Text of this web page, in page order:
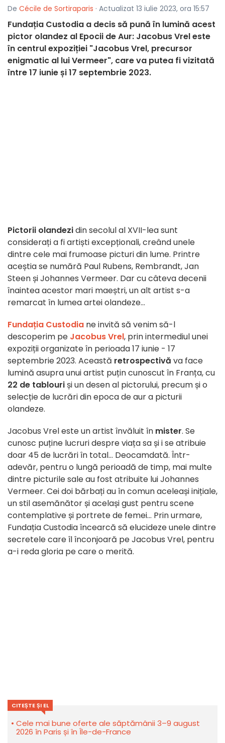
De Cécile de Sortiraparis · Actualizat 13 iulie 2023, ora 15:57
Fundația Custodia a decis să pună în lumină acest
pictor olandez al Epocii de Aur: Jacobus Vrel este
în centrul expoziției "Jacobus Vrel, precursor
enigmatic al lui Vermeer", care va putea fi vizitată
între 17 iunie și 17 septembrie 2023.
Pictorii olandezidin secolul al XVII-lea sunt
considerați a fi artiști excepționali, creând unele
dintre cele mai frumoase picturi din lume. Printre
aceștia se numără Paul Rubens, Rembrandt, Jan
Steen și Johannes Vermeer. Dar cu câteva decenii
înaintea acestor mari maeștri, un alt artist s-a
remarcat în lumea artei olandeze...
Fundația Custodia ne invită să venim să-l
descoperim pe Jacobus Vrel, prin intermediul unei
expoziții organizate în perioada 17 iunie - 17
septembrie 2023. Această retrospectivă va face
lumină asupra unui artist puțin cunoscut în Franța, cu
22 de tablouri și un desen al pictorului, precum și o
selecție de lucrări din epoca de aur a picturii
olandeze.
Jacobus Vrel este un artist învăluit în mister. Se
cunosc puține lucruri despre viața sa și i se atribuie
doar 45 de lucrări în total... Deocamdată. Într-
adevăr, pentru o lungă perioadă de timp, mai multe
dintre picturile sale au fost atribuite lui Johannes
Vermeer. Cei doi bărbați au în comun aceleași inițiale,
un stil asemănător și același gust pentru scene
contemplative și portrete de femei... Prin urmare,
Fundația Custodia încearcă să elucideze unele dintre
secretele care îl înconjoară pe Jacobus Vrel, pentru
a-i reda gloria pe care o merită.
CITEȘTE ȘI EL
Cele mai bune oferte ale săptămânii 3–9 august
2026 în Paris și în Île-de-France